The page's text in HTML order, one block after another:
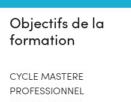
Objectifs de la
formation
CYCLE MASTERE
PROFESSIONNEL